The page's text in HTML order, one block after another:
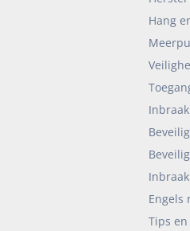
Hang
Engels
Tips